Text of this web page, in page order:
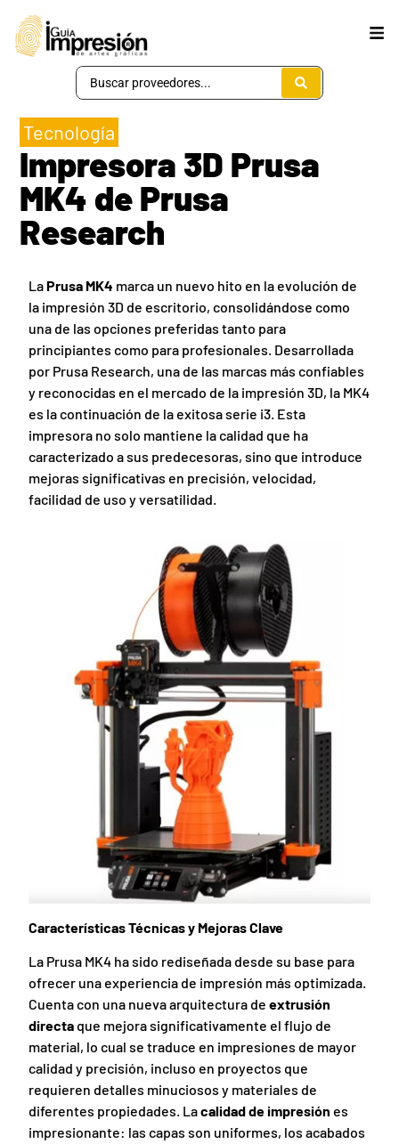
Tecnología
Impresora 3D Prusa
MK4 de Prusa
Research
LaPrusa MK4 marca un nuevo hito en la evolución de
la impresión 3D de escritorio, consolidándose como
una de las opciones preferidas tanto para
principiantes como para profesionales. Desarrollada
por Prusa Research, una de las marcas más confiables
y reconocidas en el mercado de la impresión 3D, la MK4
es la continuación de la exitosa serie i3. Esta
impresora no solo mantiene la calidad que ha
caracterizado a sus predecesoras, sino que introduce
mejoras significativas en precisión, velocidad,
facilidad de uso y versatilidad.
Características Técnicas y Mejoras Clave
La Prusa MK4 ha sido rediseñada desde su base para
ofrecer una experiencia de impresión más optimizada.
Cuenta con una nueva arquitectura deextrusión
directa que mejora significativamente el flujo de
material, lo cual se traduce en impresiones de mayor
calidad y precisión, incluso en proyectos que
requieren detalles minuciosos y materiales de
diferentes propiedades. Lacalidad de impresión es
impresionante: las capas son uniformes, los acabados